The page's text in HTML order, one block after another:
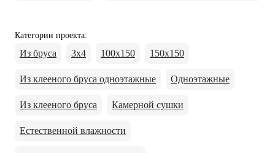
Категории проекта:
Из бруса 3х4 100х150 150х150
Из клееного бруса одноэтажные Одноэтажные
Из клееного бруса Камерной сушки
Естественной влажности